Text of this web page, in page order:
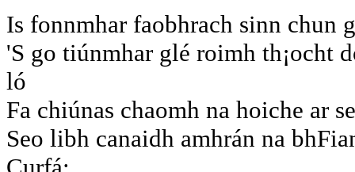
Is fonnmhar faobhrach sinn chun
'S go tiúnmhar glé roimh th¡ocht
ló
Fa chiúnas chaomh na hoiche ar
Seo libh canaidh amhrán na